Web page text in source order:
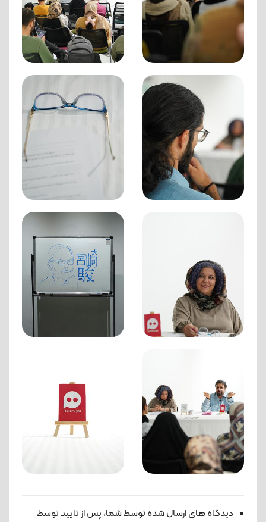
دیدگاه های ارسال شده توسط شما، پس از تایید توسط